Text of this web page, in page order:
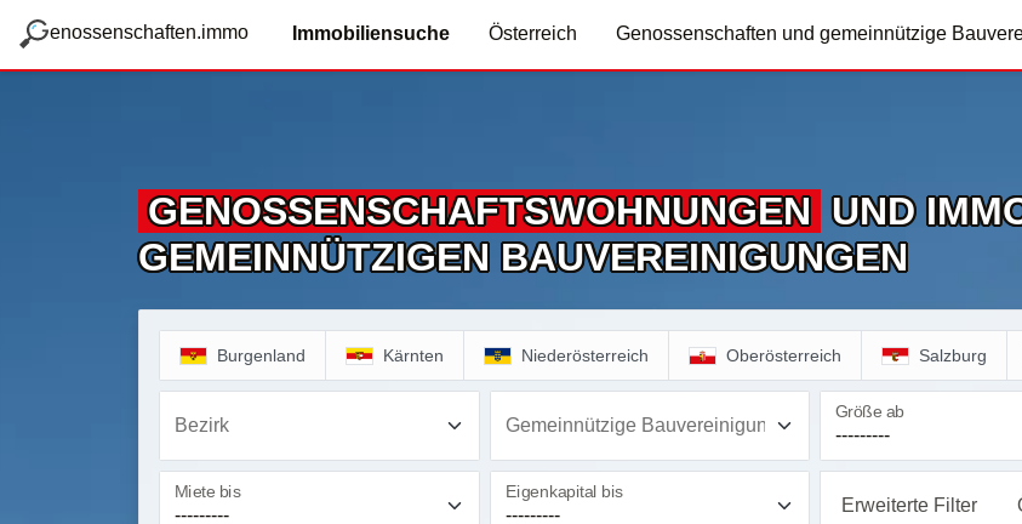
g
enossenschaften.immo Immobiliensuche Österreich Genossenschaften und gemeinnützige
GENOSSENSCHAFTS­WOHNUNGEN UND
GEMEINNÜTZIGEN BAUVEREINIGUNGEN
Burgenland Kärnten Niederösterreich Oberösterreich Salzburg
Bezirk Gemeinnützige Bauvereinigung
Größe ab
Miete bis Eigenkapital bis
Erweiterte Filter